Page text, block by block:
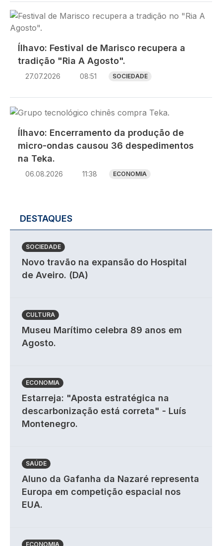
Imagem
Ílhavo: Festival de Marisco recupera a
tradição "Ria A Agosto".
27.07.2026 08:51 SOCIEDADE
Imagem
Ílhavo: Encerramento da produção de
micro-ondas causou 36 despedimentos
na Teka.
06.08.2026 11:38 ECONOMIA
DESTAQUES
SOCIEDADE
Novo travão na expansão do Hospital
de Aveiro. (DA)
CULTURA
Museu Marítimo celebra 89 anos em
Agosto.
ECONOMIA
Estarreja: "Aposta estratégica na
descarbonização está correta" - Luís
Montenegro.
SAÚDE
Aluno da Gafanha da Nazaré representa
Europa em competição espacial nos
EUA.
ECONOMIA